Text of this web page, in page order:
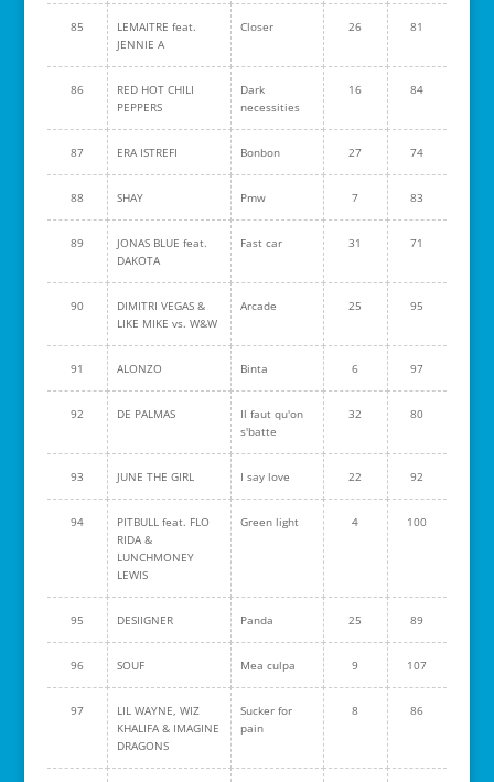
85
LEMAITRE feat.
JENNIE A
Closer 26 81
86
RED HOT CHILI
PEPPERS
Dark
necessities
16 84
87 ERA ISTREFI Bonbon 27 74
88 SHAY Pmw 7 83
89
JONAS BLUE feat.
DAKOTA
Fast car 31 71
90
DIMITRI VEGAS &
LIKE MIKE vs. W&W
Arcade 25 95
91 ALONZO Binta 6 97
92 DE PALMAS
Il faut qu'on
s'batte
32 80
93 JUNE THE GIRL I say love 22 92
94
PITBULL feat. FLO
RIDA &
LUNCHMONEY
LEWIS
Green light 4 100
95 DESIIGNER Panda 25 89
96 SOUF Mea culpa 9 107
97
LIL WAYNE, WIZ
KHALIFA & IMAGINE
DRAGONS
Sucker for
pain
8 86